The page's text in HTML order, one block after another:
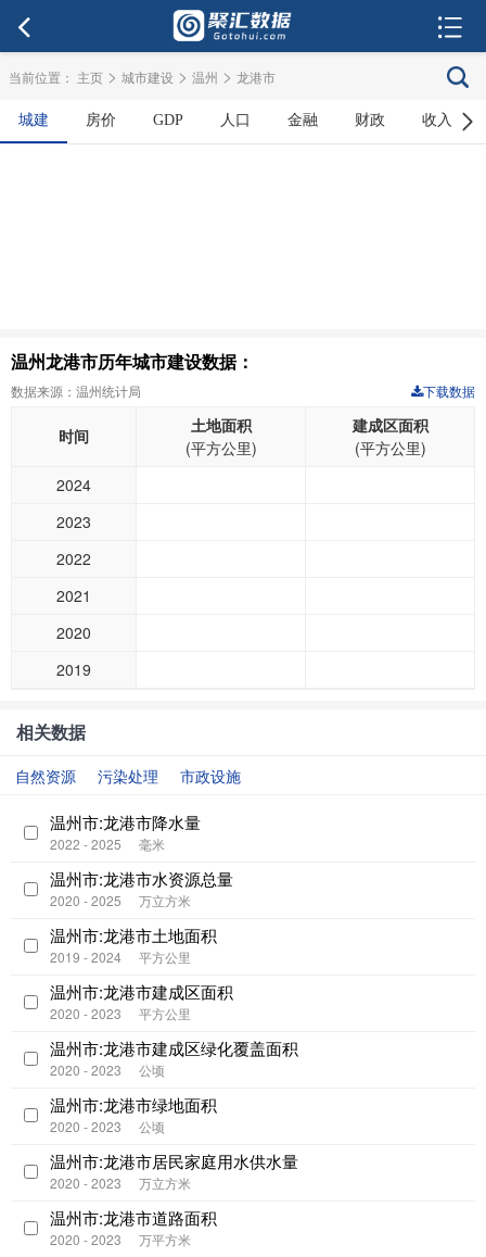
当前位置： 主页 > 城市建设 > 温州 > 龙港市
城建 房价 GDP 人口 金融 财政 收入
温州龙港市历年城市建设数据：
数据来源：温州统计局 下载数据
时间
土地面积
(平方公里)
建成区面积
(平方公里)
2024
2023
2022
2021
2020
2019
相关数据
自然资源 污染处理 市政设施
温州市:龙港市降水量
2022 - 2025 毫米
温州市:龙港市水资源总量
2020 - 2025 万立方米
温州市:龙港市土地面积
2019 - 2024 平方公里
温州市:龙港市建成区面积
2020 - 2023 平方公里
温州市:龙港市建成区绿化覆盖面积
2020 - 2023 公顷
温州市:龙港市绿地面积
2020 - 2023 公顷
温州市:龙港市居民家庭用水供水量
2020 - 2023 万立方米
温州市:龙港市道路面积
2020 - 2023 万平方米